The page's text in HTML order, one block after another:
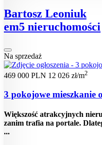
Bartosz Leoniuk
em5 nieruchomości
Na sprzedaż
469 000 PLN 12 026 zł/m2
3 pokojowe mieszkanie
Większość atrakcyjnych
zanim trafia na portale.
...